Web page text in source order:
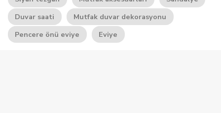
Duvar saati
Mutfak duvar dekorasyonu
Pencere önü eviye
Eviye